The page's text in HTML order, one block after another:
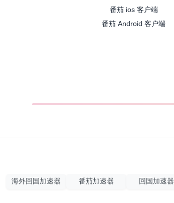
番茄 ios 客户端
番茄 Android 客户端
海外回国加速器 番茄加速器 回国加速器